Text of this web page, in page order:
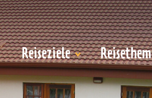
Reiseziele